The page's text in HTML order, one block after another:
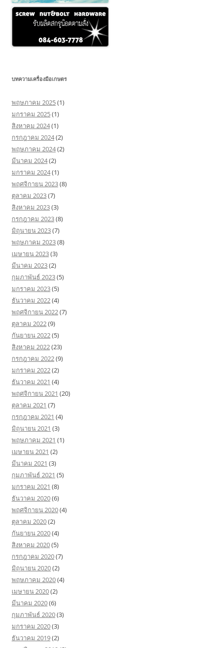
บทความเครื่องมือเกษตร
พฤษภาคม 2025(1)
มกราคม 2025(1)
สิงหาคม 2024(1)
กรกฎาคม 2024(2)
พฤษภาคม 2024(2)
มีนาคม 2024(2)
มกราคม 2024(1)
พฤศจิกายน 2023(8)
ตุลาคม 2023(7)
สิงหาคม 2023(3)
กรกฎาคม 2023(8)
มิถุนายน 2023(7)
พฤษภาคม 2023(8)
เมษายน 2023(3)
มีนาคม 2023(2)
กุมภาพันธ์ 2023(5)
มกราคม 2023(5)
ธันวาคม 2022(4)
พฤศจิกายน 2022(7)
ตุลาคม 2022(9)
กันยายน 2022(5)
สิงหาคม 2022(23)
กรกฎาคม 2022(9)
มกราคม 2022(2)
ธันวาคม 2021 (4)
พฤศจิกายน 2021 (20)
ตุลาคม 2021 (7)
กรกฎาคม 2021 (4)
มิถุนายน 2021 (3)
พฤษภาคม 2021 (1)
เมษายน 2021 (2)
มีนาคม 2021 (3)
กุมภาพันธ์ 2021 (5)
มกราคม 2021 (8)
ธันวาคม 2020(6)
พฤศจิกายน 2020(4)
ตุลาคม 2020(2)
กันยายน 2020(4)
สิงหาคม 2020(5)
กรกฎาคม 2020(7)
มิถุนายน 2020(2)
พฤษภาคม 2020(4)
เมษายน 2020(2)
มีนาคม 2020(6)
กุมภาพันธ์ 2020(3)
มกราคม 2020(3)
ธันวาคม 2019(2)